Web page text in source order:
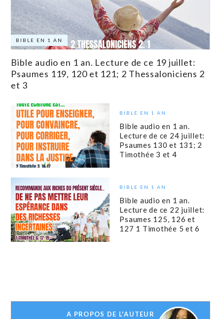
BIBLE EN 1 AN
Bible audio en 1 an. Lecture de ce 19 juillet:
Psaumes 119, 120 et 121; 2 Thessaloniciens 2
et 3
BIBLE EN 1 AN
Bible audio en 1 an.
Lecture de ce 24 juillet:
Psaumes 130 et 131; 2
Timothée 3 et 4
BIBLE EN 1 AN
Bible audio en 1 an.
Lecture de ce 22 juillet:
Psaumes 125, 126 et
127 1 Timothée 5 et 6
A PROPOS DE L'AUTEUR